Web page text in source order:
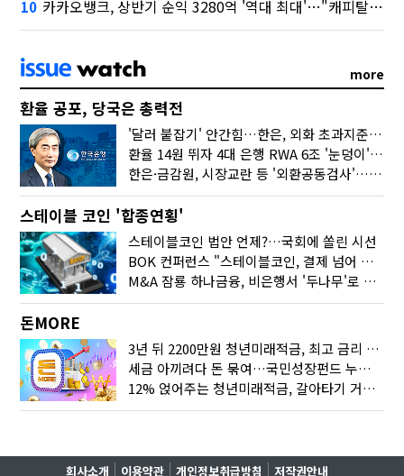
10 카카오뱅크, 상반기 순익 3280억 '역대 최대'…"캐피탈, 자산 1조원 이상"
more
환율 공포, 당국은 총력전
'달러 붙잡기' 안간힘…한은, 외화 초과지준에 이자 6개월 더
환율 14원 뛰자 4대 은행 RWA 6조 '눈덩이'…2배 뛴 2분기는?
한은·금감원, 시장교란 등 '외환공동검사'…환율 급등 전방위 대응
스테이블 코인 '합종연횡'
스테이블코인 법안 언제?…국회에 쏠린 시선
BOK 컨퍼런스 "스테이블코인, 결제 넘어 보험 대출 등 금융 연결 도구"
M&A 잠룡 하나금융, 비은행서 '두나무'로 눈돌린 이유는
돈MORE
3년 뒤 2200만원 청년미래적금, 최고 금리 받으려면?
세금 아끼려다 돈 묶여…국민성장펀드 누가 가입하면 좋을까
12% 얹어주는 청년미래적금, 갈아타기 거절 될수 있어요
회사소개 이용약관 개인정보취급방침 저작권안내